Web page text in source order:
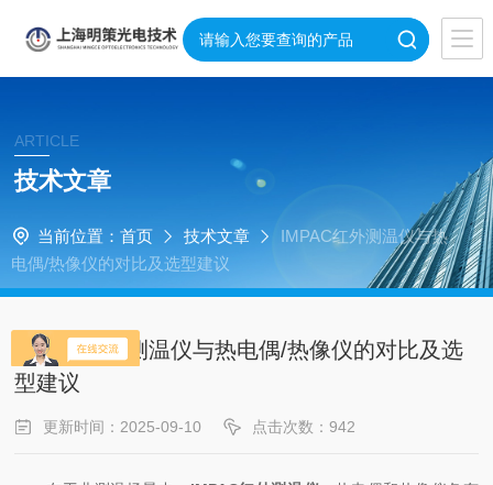
ARTICLE
技术文章
当前位置： 首页 技术文章
IMPAC红外测温仪与热
电偶/热像仪的对比及选型建议
IMPAC红外测温仪与热电偶/热像仪的对比及选
型建议
更新时间：2025-09-10 点击次数：942